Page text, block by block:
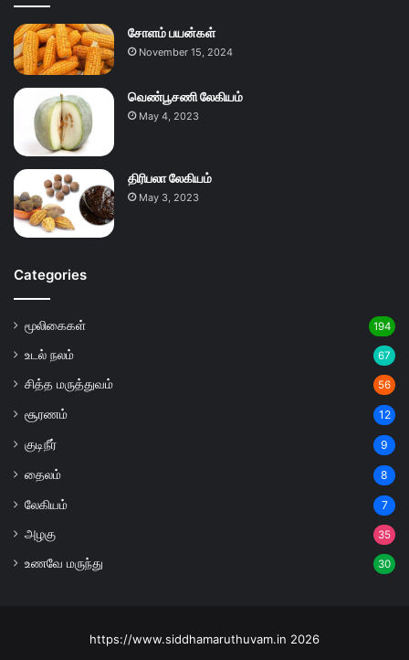
சோளம் பயன்கள்
November 15, 2024
வெண்பூசணி லேகியம்
May 4, 2023
திரிபலா லேகியம்
May 3, 2023
Categories
மூலிகைகள் 194
உடல் நலம் 67
சித்த மருத்துவம் 56
சூரணம் 12
குடிநீர் 9
தைலம் 8
லேகியம் 7
அழகு 35
உணவே மருந்து 30
https://www.siddhamaruthuvam.in 2026